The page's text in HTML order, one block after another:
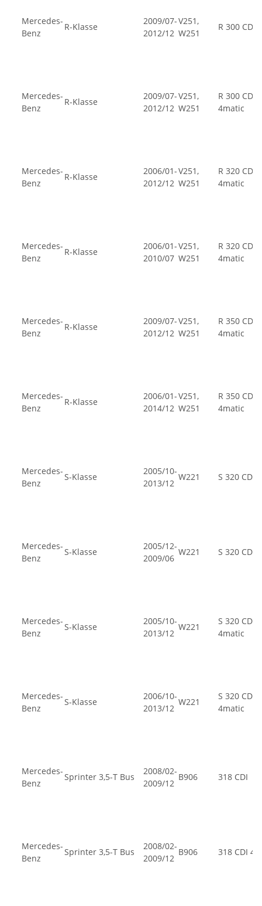
Mercedes-
Benz
R-Klasse
2009/07-
2012/12
V251,
W251
R 300 CDI
Mercedes-
Benz
R-Klasse
2009/07-
2012/12
V251,
W251
R 300 CDI
4matic
Mercedes-
Benz
R-Klasse
2006/01-
2012/12
V251,
W251
R 320 CDI
4matic
Mercedes-
Benz
R-Klasse
2006/01-
2010/07
V251,
W251
R 320 CDI
4matic
Mercedes-
Benz
R-Klasse
2009/07-
2012/12
V251,
W251
R 350 CDI
4matic
Mercedes-
Benz
R-Klasse
2006/01-
2014/12
V251,
W251
R 350 CDI
4matic
Mercedes-
Benz
S-Klasse
2005/10-
2013/12
W221 S 320 CDI
Mercedes-
Benz
S-Klasse
2005/12-
2009/06
W221 S 320 CDI
Mercedes-
Benz
S-Klasse
2005/10-
2013/12
W221
S 320 CDI
4matic
Mercedes-
Benz
S-Klasse
2006/10-
2013/12
W221
S 320 CDI
4matic
Mercedes-
Benz
Sprinter 3,5-T Bus
2008/02-
2009/12
B906 318 CDI
Mercedes-
Benz
Sprinter 3,5-T Bus
2008/02-
2009/12
B906 318 CDI